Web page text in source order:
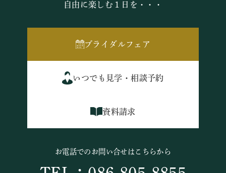
自由に楽しむ１日を・・・
ブライダルフェア
いつでも見学・相談予約
資料請求
お電話でのお問い合せはこちらから